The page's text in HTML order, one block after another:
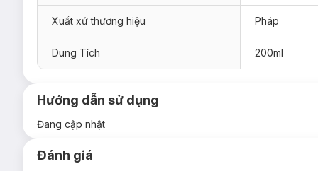
Xuất xứ thương hiệu Pháp
Dung Tích 200ml
Hướng dẫn sử dụng
Đang cập nhật
Đánh giá